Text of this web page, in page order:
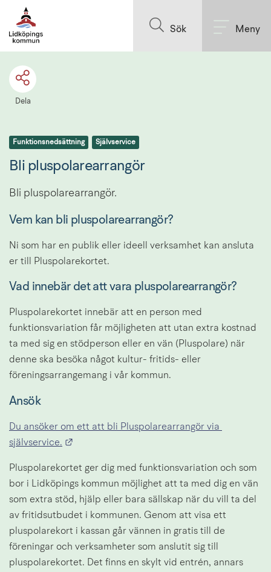
Sök Meny
Dela
Funktionsnedsättning Självservice
Bli pluspolarearrangör
Bli pluspolarearrangör.
Vem kan bli pluspolarearrangör?
Ni som har en publik eller ideell verksamhet kan ansluta
er till Pluspolarekortet.
Vad innebär det att vara pluspolarearrangör?
Pluspolarekortet innebär att en person med
funktionsvariation får möjligheten att utan extra kostnad
ta med sig en stödperson eller en vän (Pluspolare) när
denne ska besöka något kultur- fritids- eller
föreningsarrangemang i vår kommun.
Ansök
Du ansöker om ett att bli Pluspolarearrangör via
självservice.
Pluspolarekortet ger dig med funktionsvariation och som
bor i Lidköpings kommun möjlighet att ta med dig en vän
som extra stöd, hjälp eller bara sällskap när du vill ta del
av fritidsutbudet i kommunen. Genom att visa ett
pluspolarekort i kassan går vännen in gratis till de
föreningar och verksamheter som anslutit sig till
pluspolarekortet. Det finns en skylt vid entrén, annars